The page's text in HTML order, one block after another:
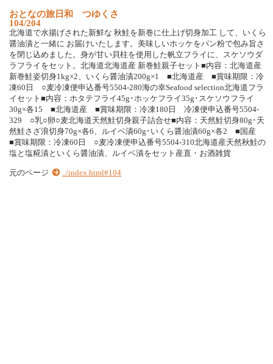
おとなの旅 日和 つゆ く さ
104/204
北海道で水揚げさ れた新鮮な 秋鮭を新巻に仕上げ切身加工 して、 い く ら
醤油漬と 一緒に お届けいた し ま す。 美味 し いホ ッケをパン粉で包み旨さ
を閉 じ込め ま し た。 身が甘い貝柱を使用 し た帆立フラ イ に、 スケ ソ ウ ダ
ラ フラ イ をセ ッ ト 。 北海道北海道産 新巻鮭親子セ ッ ト ■内容 ： 北海道産
新巻鮭姿切身1kg×2、 い く ら醤油漬200g×1 ■北海道産 ■賞味期 限 ： 冷
凍60 日 ○麦冷凍便申込番号5504-280海の幸Seafood selection北海道フラ
イ セ ッ ト ■内容 ： ホタ テフラ イ45g ･ホ ッケフラ イ35g ･ スケ ソ ウ フラ イ
30g×各15 ■北海道産 ■賞味期 限 ： 冷凍180 日 冷凍便申込番号5504-
329 ○乳○卵○麦北海道天然鮭切身親子詰合せ■内容 ： 天然鮭切身80g ･ 天
然鮭さ ざ浪切身70g×各6、 ルイベ漬60g ･ い く ら醤油漬60g×各2 ■ 国 産
■賞味期 限 ： 冷凍60 日 ○麦冷凍便申込番号5504-310北海道産天然秋鮭の
塩 と 塩糀漬と い く ら醤油漬、 ルイベ漬をセ ッ ト 産直 ・ お酒雑貨
元のページ ../index.html#104